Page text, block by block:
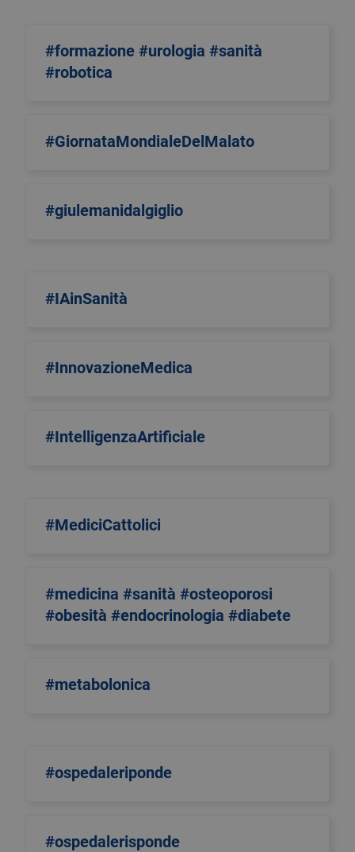
#formazione #urologia #sanità
#robotica
#GiornataMondialeDelMalato
#giulemanidalgiglio
#IAinSanità
#InnovazioneMedica
#IntelligenzaArtificiale
#MediciCattolici
#medicina #sanità #osteoporosi
#obesità #endocrinologia #diabete
#metabolonica
#ospedaleriponde
#ospedalerisponde